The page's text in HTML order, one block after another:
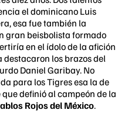
el dominicano Luis
esa fue también la
gran beisbolista formado
en el ídolo de la afición
los brazos del
Daniel Garibay. No
para los Tigres esa la de
definió al campeón de la
Rojos del México.